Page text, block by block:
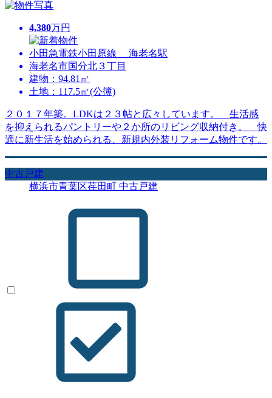
4,380万円
小田急電鉄小田原線 海老名駅
海老名市国分北３丁目
建物：94.81㎡
土地：117.5㎡(公簿)
２０１７年築。LDKは２３帖と広々しています。 生活感
を抑えられるパントリーや２か所のリビング収納付き。 快
適に新生活を始められる、新規内外装リフォーム物件です。
中古戸建
横浜市青葉区荏田町 中古戸建